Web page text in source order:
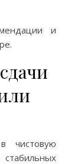
и
чистовую